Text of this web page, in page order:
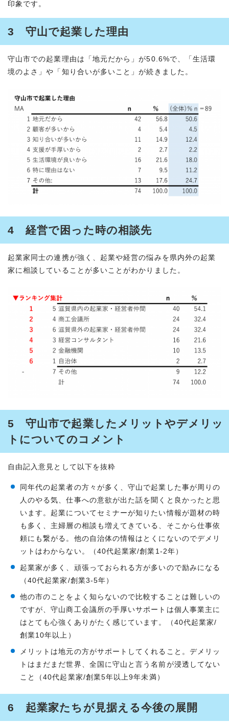
印象です。
3 守山で起業した理由
守山市での起業理由は「地元だから」が50.6%で、「生活環
境のよさ」や「知り合いが多いこと」が続きました。
4 経営で困った時の相談先
起業家同士の連携が強く、起業や経営の悩みを県内外の起業
家に相談していることが多いことがわかりました。
5 守山市で起業したメリットやデメリッ
トについてのコメント
自由記入意見として以下を抜粋
同年代の起業者の方々が多く、守山で起業した事が周りの
人のやる気、仕事への意欲が出た話を聞くと良かったと思
います。起業についてセミナーが知りたい情報が題材の時
も多く、主婦層の相談も増えてきている、そこから仕事依
頼にも繋がる。他の自治体の情報はとくにないのでデメリ
ットはわからない。（40代起業家/創業1-2年）
起業家が多く、頑張っておられる方が多いので励みになる
（40代起業家/創業3-5年）
他の市のことをよく知らないので比較することは難しいの
ですが、守山商工会議所の手厚いサポートは個人事業主に
はとても心強くありがたく感じています。（40代起業家/
創業10年以上）
メリットは地元の方がサポートしてくれること。デメリッ
トはまだまだ世界、全国に守山と言う名前が浸透してない
こと（40代起業家/創業5年以上9年未満）
6 起業家たちが見据える今後の展開